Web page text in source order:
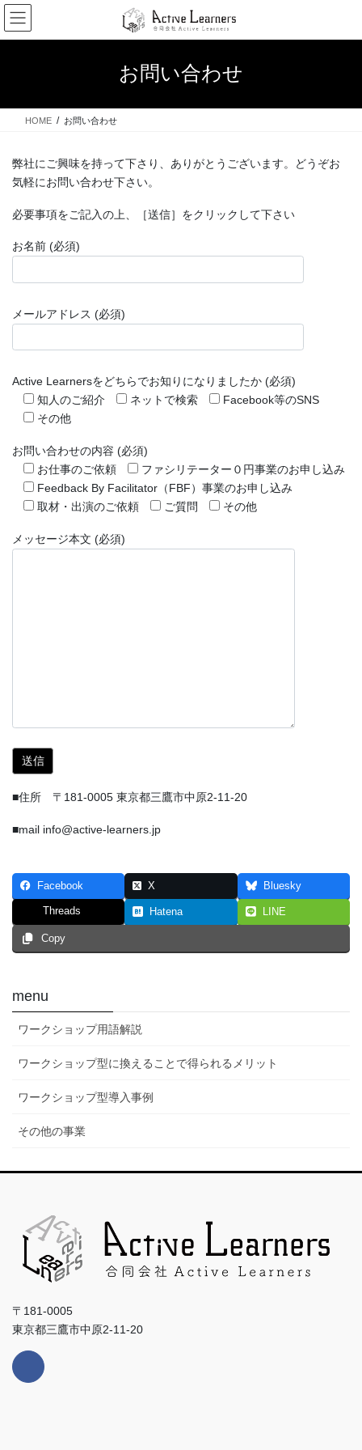
コ
ン
テ
ス
ナ
ビ
ゲ
ン
お問い合わせ
HOME お問い合わせ
弊社にご興味を持って下さり、ありがとうございます。どうぞお
気軽にお問い合わせ下さい。
必要事項をご記入の上、［送信］をクリックして下さい
お名前 (必須)
メールアドレス (必須)
Active Learnersをどちらでお知りになりましたか (必須)
知人のご紹介
ネットで検索
Facebook等のSNS
その他
お問い合わせの内容 (必須)
お仕事のご依頼
ファシリテーター０円事業のお申し込み
Feedback By Facilitator（FBF）事業のお申し込み
取材・出演のご依頼
ご質問 その他
メッセージ本文 (必須)
■住所 〒181-0005 東京都三鷹市中原2-11-20
■mail info@active-learners.jp
Facebook X Bluesky
Threads Hatena LINE
Copy
menu
ワークショップ用語解説
ワークショップ型に換えることで得られるメリット
ワークショップ型導入事例
その他の事業
〒181-0005
東京都三鷹市中原2-11-20